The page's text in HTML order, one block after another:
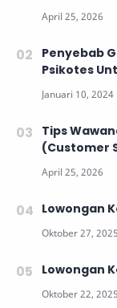
Penyebab
Psikotes
Tips
(Customer
Lowongan
Lowongan